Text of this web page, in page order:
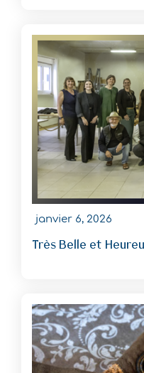
janvier 6, 2026
Très Belle et